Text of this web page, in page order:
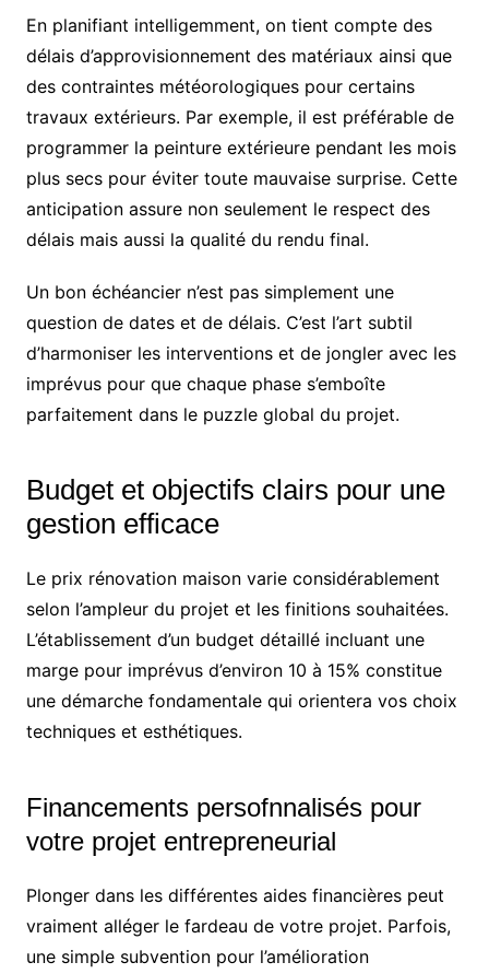
En planifiant intelligemment, on tient compte des
délais d’approvisionnement des matériaux ainsi que
des contraintes météorologiques pour certains
travaux extérieurs. Par exemple, il est préférable de
programmer la peinture extérieure pendant les mois
plus secs pour éviter toute mauvaise surprise. Cette
anticipation assure non seulement le respect des
délais mais aussi la qualité du rendu final.
Un bon échéancier n’est pas simplement une
question de dates et de délais. C’est l’art subtil
d’harmoniser les interventions et de jongler avec les
imprévus pour que chaque phase s’emboîte
parfaitement dans le puzzle global du projet.
Budget et objectifs clairs pour une
gestion efficace
Le prix rénovation maison varie considérablement
selon l’ampleur du projet et les finitions souhaitées.
L’établissement d’un budget détaillé incluant une
marge pour imprévus d’environ 10 à 15% constitue
une démarche fondamentale qui orientera vos choix
techniques et esthétiques.
Financements persofnnalisés pour
votre projet entrepreneurial
Plonger dans les différentes aides financières peut
vraiment alléger le fardeau de votre projet. Parfois,
une simple subvention pour l’amélioration